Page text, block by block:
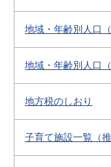
地域・年齢別人口
地域・年齢別人口
地方税のしおり
子育て施設一覧（